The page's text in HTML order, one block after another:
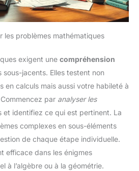
les problèmes mathématiques
exigent une compréhension
sous-jacents. Elles testent non
en calculs mais aussi votre habileté à
par analyser les
et identifiez ce qui est pertinent. La
complexes en sous-éléments
de chaque étape individuelle.
efficace dans les énigmes
à l’algèbre ou à la géométrie.